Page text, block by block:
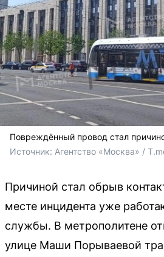
Повреждённый провод стал
Источник: Агентство «Москва» /
Причиной стал обрыв
месте инцидента уже
службы. В метрополитене
улице Маши Порываевой